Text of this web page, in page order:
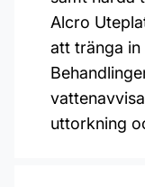
Alcro
att tränga
uttorkning